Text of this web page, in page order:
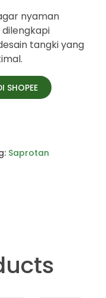
nyaman
tangki yang
SHOPEE
Saprotan